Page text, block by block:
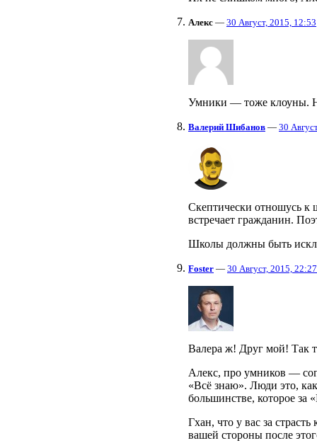
Алекс — 30 Август, 2015, 12:53
Умники — тоже клоуны.
Валерий Шибанов — 30
Скептически отношусь к
встречает гражданин.
Школы должны быть
Foster — 30 Август, 2015, 22:27
Валера ж! Друг мой! Так
Алекс, про умников —
«Всё знаю». Люди это,
большинстве, которое
Гхан, что у вас за
вашей стороны после